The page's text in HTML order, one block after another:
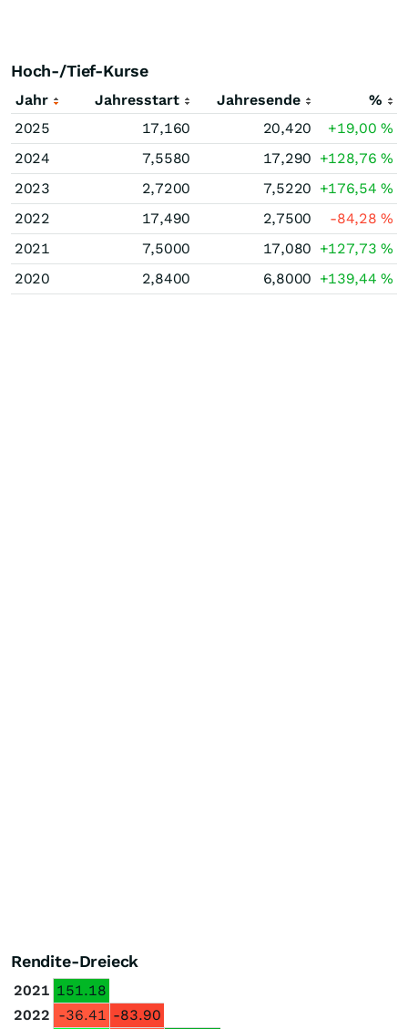
Hoch-/Tief-Kurse
Jahr Jahresstart Jahresende
%
2025
17,160 20,420 +19,00%
2024
7,5580 17,290 +128,76%
2023
2,7200 7,5220 +176,54%
2022
17,490 2,7500 -84,28%
2021
7,5000 17,080 +127,73%
2020
2,8400 6,8000 +139,44%
Rendite-Dreieck
2021 151.18
2022 -36.41 -83.90